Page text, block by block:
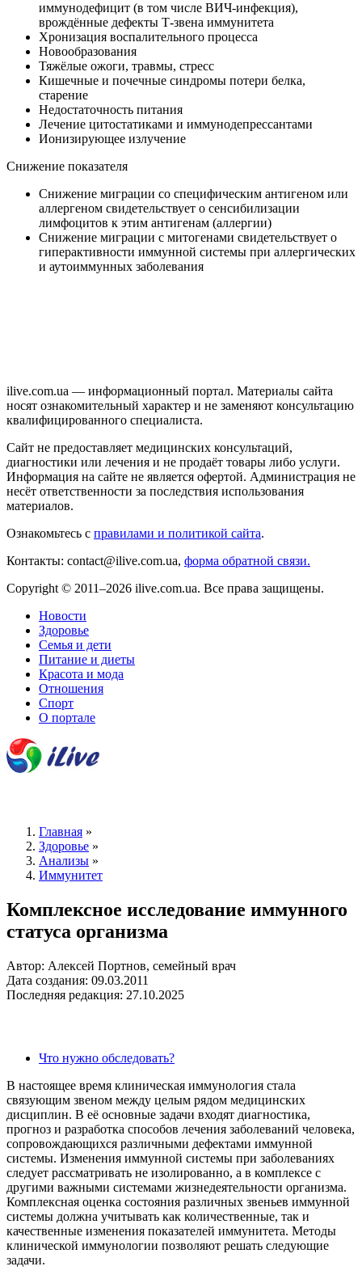
иммунодефицит (в том числе ВИЧ-инфекция),
врождённые дефекты Т-звена иммунитета
Хронизация воспалительного процесса
Новообразования
Тяжёлые ожоги, травмы, стресс
Кишечные и почечные синдромы потери белка,
старение
Недостаточность питания
Лечение цитостатиками и иммунодепрессантами
Ионизирующее излучение
Снижение показателя
Снижение миграции со специфическим антигеном или
аллергеном свидетельствует о сенсибилизации
лимфоцитов к этим антигенам (аллергии)
Снижение миграции с митогенами свидетельствует о
гиперактивности иммунной системы при аллергических
и аутоиммунных заболевания
ilive.com.ua — информационный портал. Материалы сайта
носят ознакомительный характер и не заменяют консультацию
квалифицированного специалиста.
Сайт не предоставляет медицинских консультаций,
диагностики или лечения и не продаёт товары либо услуги.
Информация на сайте не является офертой. Администрация не
несёт ответственности за последствия использования
материалов.
Ознакомьтесь с правилами и политикой сайта.
Контакты: contact@ilive.com.ua, форма обратной связи.
Copyright © 2011–2026 ilive.com.ua. Все права защищены.
Новости
Здоровье
Семья и дети
Питание и диеты
Красота и мода
Отношения
Спорт
О портале
Главная »
Здоровье »
Анализы »
Иммунитет
Комплексное исследование иммунного
статуса организма
Автор: Алексей Портнов, семейный врач
Дата создания: 09.03.2011
Последняя редакция: 27.10.2025
Что нужно обследовать?
В настоящее время клиническая иммунология стала
связующим звеном между целым рядом медицинских
дисциплин. В её основные задачи входят диагностика,
прогноз и разработка способов лечения заболеваний человека,
сопровождающихся различными дефектами иммунной
системы. Изменения иммунной системы при заболеваниях
следует рассматривать не изолированно, а в комплексе с
другими важными системами жизнедеятельности организма.
Комплексная оценка состояния различных звеньев иммунной
системы должна учитывать как количественные, так и
качественные изменения показателей иммунитета. Методы
клинической иммунологии позволяют решать следующие
задачи.